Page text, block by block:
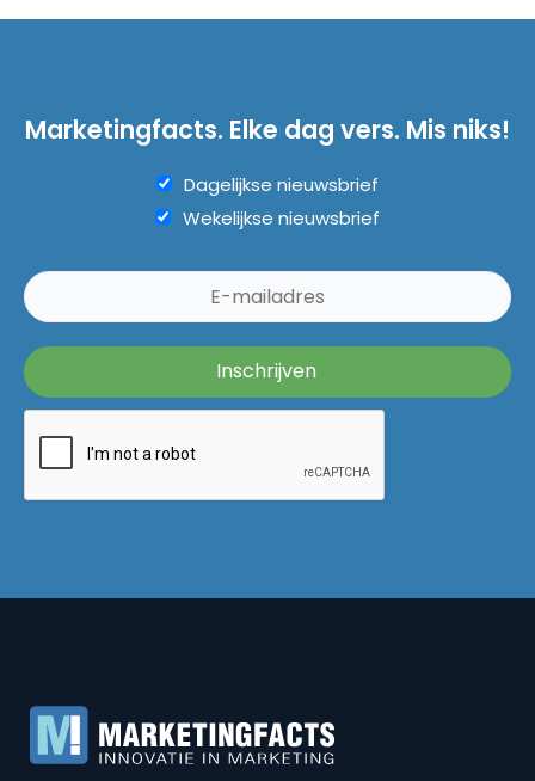
Marketingfacts. Elke dag vers. Mis niks!
Dagelijkse nieuwsbrief
Wekelijkse nieuwsbrief